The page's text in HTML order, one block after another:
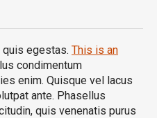
quis egestas. This is an
condimentum
enim. Quisque vel lacus
ante. Phasellus
quis venenatis purus